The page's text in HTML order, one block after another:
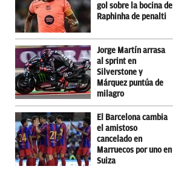
gol sobre la bocina de
Raphinha de penalti
Jorge Martín arrasa
al sprint en
Silverstone y
Márquez puntúa de
milagro
El Barcelona cambia
el amistoso
cancelado en
Marruecos por uno en
Suiza